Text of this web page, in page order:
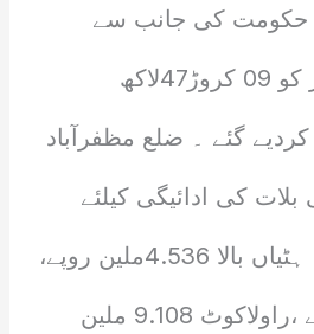
حکومت کی جانب سے
محکمہ مذہبی امور کو 09 کروڑ47لاکھ
کردیے گئے ۔ ضلع مظفرآباد
کی ادائیگی کیلئے
13.523 ملین روپے ، ہٹیاں بالا 4.536ملین روپے،
نیلم3.290ملین روپے ،راولاکوٹ 9.108 ملین